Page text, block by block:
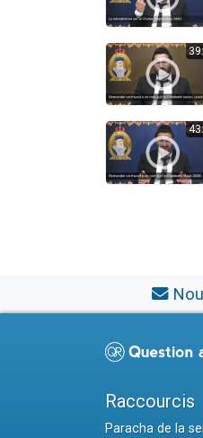
Raccourcis
Paracha de la